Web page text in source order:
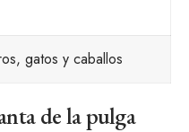
gatos y caballos
de la pulga